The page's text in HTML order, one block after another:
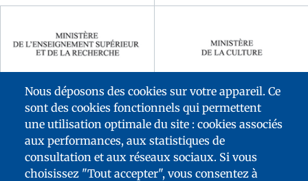
Nous déposons des cookies sur votre appareil. Ce
sont des cookies fonctionnels qui permettent
une utilisation optimale du site : cookies associés
aux performances, aux statistiques de
consultation et aux réseaux sociaux. Si vous
choisissez "Tout accepter", vous consentez à